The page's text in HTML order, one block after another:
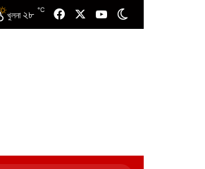
খুলনা ২৮ ℃ FacebookYouTube